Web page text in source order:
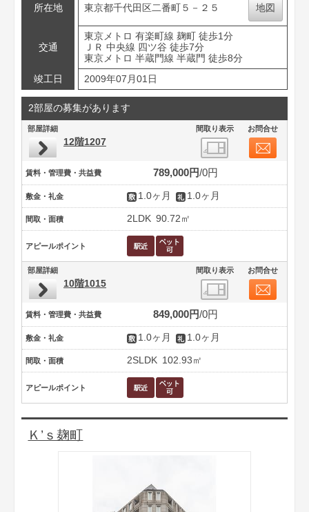
所在地 東京都千代田区二番町５－２５ 地図
交通
東京メトロ 有楽町線 麹町 徒歩1分
ＪＲ 中央線 四ツ谷 徒歩7分
東京メトロ 半蔵門線 半蔵門 徒歩8分
竣工日
2009年07月01日
2部屋の募集があります
部屋詳細 間取り表示 お問合せ
12階1207
賃料・管理費・共益費 789,000円 0円
敷金・礼金 1.0ヶ月 1.0ヶ月
間取・面積 2LDK 90.72㎡
アピールポイント
部屋詳細 間取り表示 お問合せ
10階1015
賃料・管理費・共益費 849,000円 0円
敷金・礼金 1.0ヶ月 1.0ヶ月
間取・面積 2SLDK 102.93㎡
アピールポイント
Ｋ’ｓ麹町